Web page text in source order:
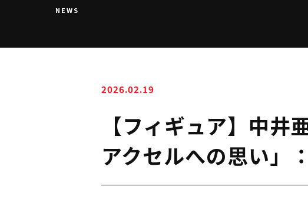
NEWS
2026.02.19
【フィギュア】中
アクセルへの思い」